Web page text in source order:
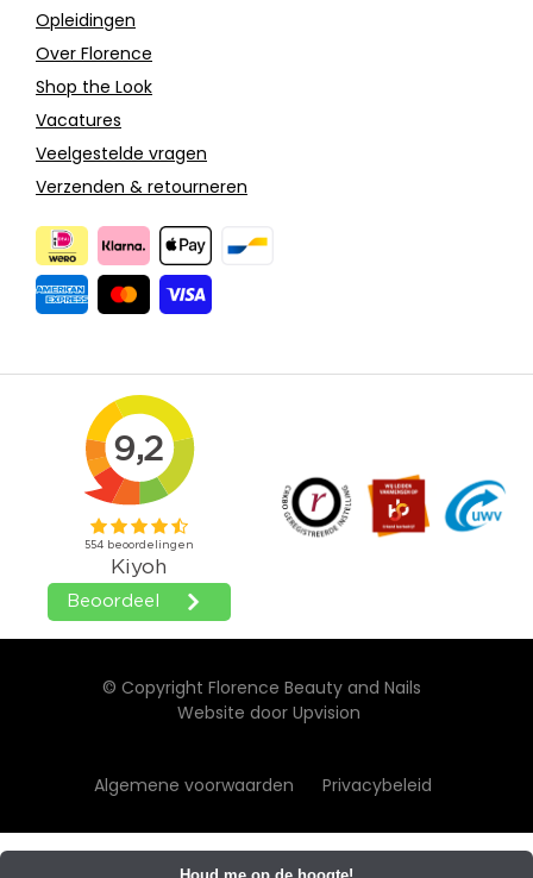
Opleidingen
Over Florence
Shop the Look
Vacatures
Veelgestelde vragen
Verzenden & retourneren
© Copyright Florence Beauty and Nails
Website door Upvision
Algemene voorwaarden Privacybeleid